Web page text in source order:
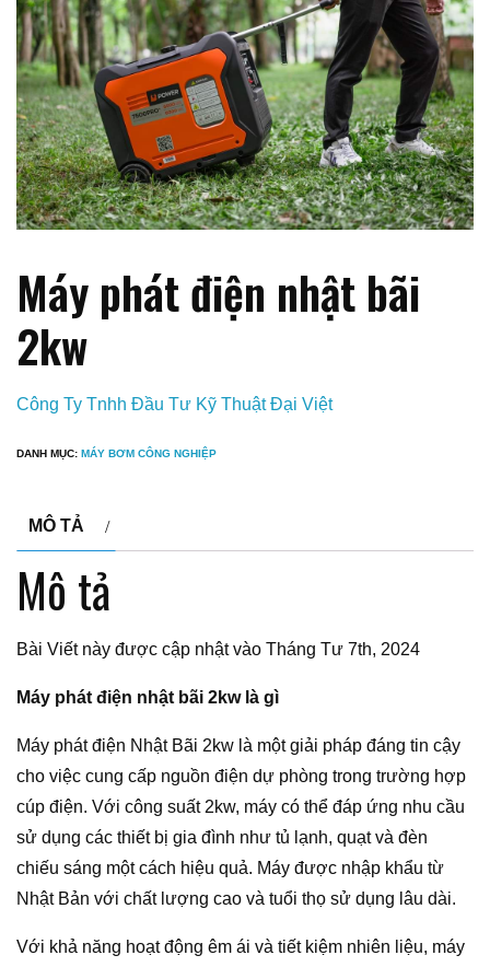
Máy phát điện nhật bãi
2kw
Công Ty Tnhh Đầu Tư Kỹ Thuật Đại Việt
DANH MỤC: MÁY BƠM CÔNG NGHIỆP
MÔ TẢ
Mô tả
Bài Viết này được cập nhật vào Tháng Tư 7th, 2024
Máy phát điện nhật bãi 2kw là gì
Máy phát điện Nhật Bãi 2kw là một giải pháp đáng tin cậy
cho việc cung cấp nguồn điện dự phòng trong trường hợp
cúp điện. Với công suất 2kw, máy có thể đáp ứng nhu cầu
sử dụng các thiết bị gia đình như tủ lạnh, quạt và đèn
chiếu sáng một cách hiệu quả. Máy được nhập khẩu từ
Nhật Bản với chất lượng cao và tuổi thọ sử dụng lâu dài.
Với khả năng hoạt động êm ái và tiết kiệm nhiên liệu, máy